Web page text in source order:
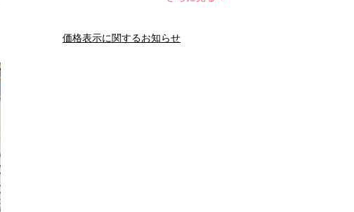
夫との関係
新津春子 どか食い
価格表示に関するお知らせ